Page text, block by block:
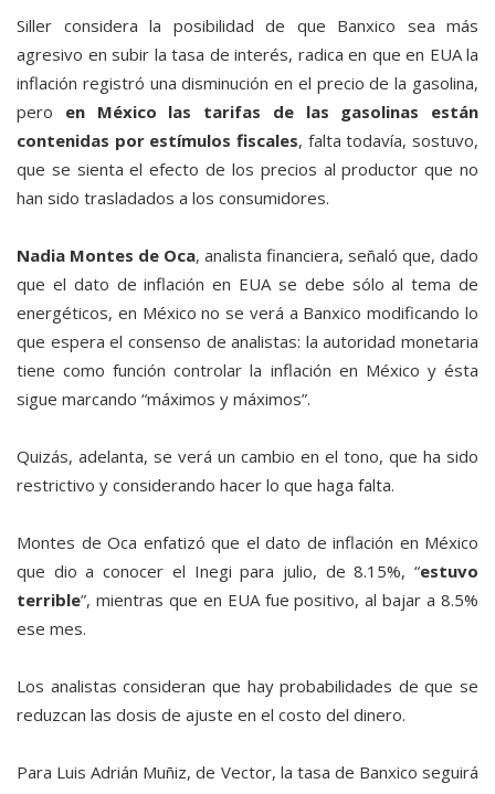
Siller considera la posibilidad de que Banxico sea más
agresivo en subir la tasa de interés, radica en que en EUA la
inflación registró una disminución en el precio de la gasolina,
pero en México las tarifas de las gasolinas están
contenidas por estímulos fiscales, falta todavía, sostuvo,
que se sienta el efecto de los precios al productor que no
han sido trasladados a los consumidores.
Nadia Montes de Oca, analista financiera, señaló que, dado
que el dato de inflación en EUA se debe sólo al tema de
energéticos, en México no se verá a Banxico modificando lo
que espera el consenso de analistas: la autoridad monetaria
tiene como función controlar la inflación en México y ésta
sigue marcando “máximos y máximos”.
Quizás, adelanta, se verá un cambio en el tono, que ha sido
restrictivo y considerando hacer lo que haga falta.
Montes de Oca enfatizó que el dato de inflación en México
que dio a conocer el Inegi para julio, de 8.15%, “estuvo
terrible”, mientras que en EUA fue positivo, al bajar a 8.5%
ese mes.
Los analistas consideran que hay probabilidades de que se
reduzcan las dosis de ajuste en el costo del dinero.
Para Luis Adrián Muñiz, de Vector, la tasa de Banxico seguirá